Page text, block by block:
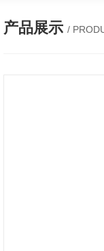
产品展示 /